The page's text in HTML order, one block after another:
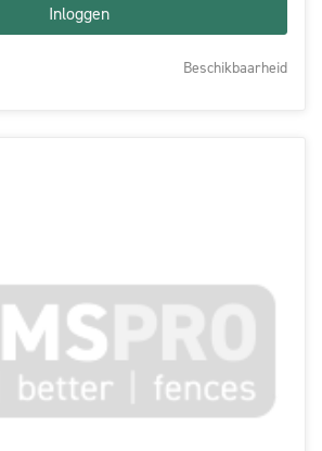
Inloggen
Beschikbaarheid